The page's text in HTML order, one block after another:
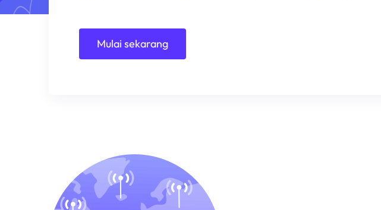
Mulai sekarang